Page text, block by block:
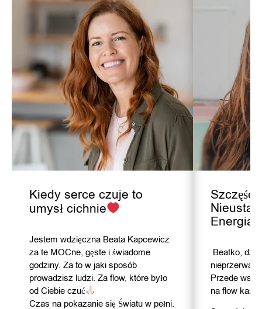
Kiedy serce czuje to
umysł cichnie
Jestem wdzięczna Beata Kapcewicz
za te MOCne, gęste i świadome
godziny. Za to w jaki sposób
prowadzisz ludzi. Za flow, które było
od Ciebie czuć
Czas na pokazanie się Światu w pełni.
Beatko,
Przede
na flow